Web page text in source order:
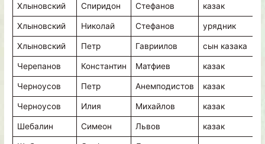
Хлыновский Спиридон Стефанов казак
Хлыновский Николай Стефанов урядник
Хлыновский Петр Гавриилов сын казака
Черепанов Константин Матфиев казак
Черноусов Петр Анемподистов казак
Черноусов Илия Михайлов казак
Шебалин Симеон Львов казак